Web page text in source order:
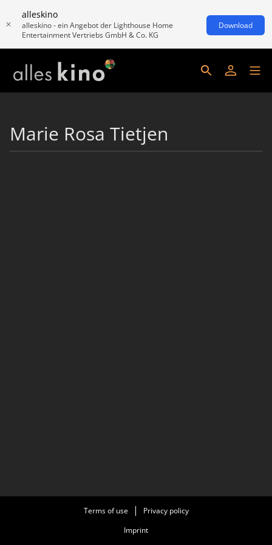
alleskino
alleskino - ein Angebot der Lighthouse Home
Entertainment Vertriebs GmbH & Co. KG
Download
Marie Rosa Tietjen
Terms of use
Privacy policy
Imprint